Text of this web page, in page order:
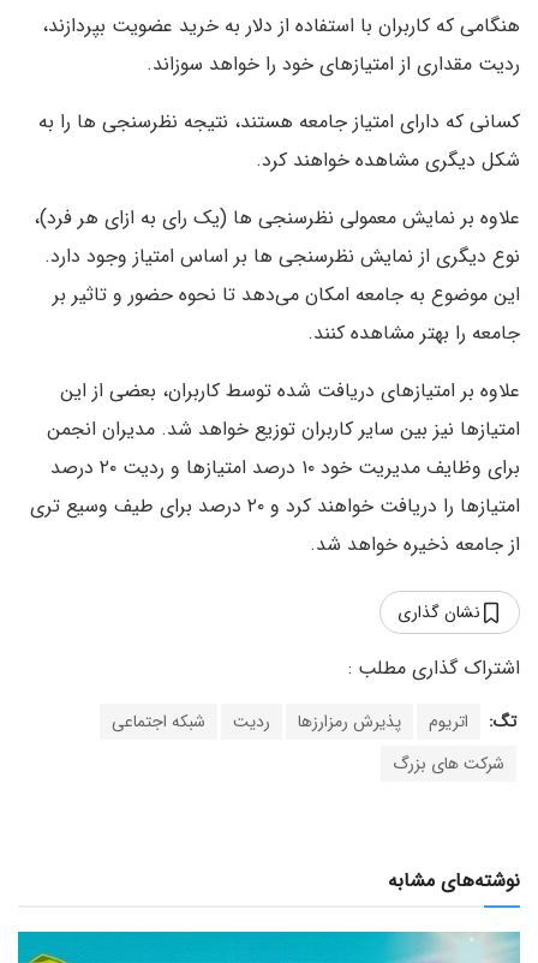
هنگامی که کاربران با استفاده از دلار به خرید عضویت بپردازند،
ردیت مقداری از امتیازهای خود را خواهد سوزاند.
کسانی که دارای امتیاز جامعه هستند، نتیجه نظرسنجی ها را به
شکل دیگری مشاهده خواهند کرد.
علاوه بر نمایش معمولی نظرسنجی ها (یک رای به ازای هر فرد)،
نوع دیگری از نمایش نظرسنجی ها بر اساس امتیاز وجود دارد.
این موضوع به جامعه امکان می‌دهد تا نحوه حضور و تاثیر بر
جامعه را بهتر مشاهده کنند.
علاوه بر امتیازهای دریافت شده توسط کاربران، بعضی از این
امتیازها نیز بین سایر کاربران توزیع خواهد شد. مدیران انجمن
برای وظایف مدیریت خود ۱۰ درصد امتیازها و ردیت ۲۰ درصد
امتیازها را دریافت خواهند کرد و ۲۰ درصد برای طیف وسیع تری
از جامعه ذخیره خواهد شد.
نشان گذاری
تگ: اتریوم پذیرش رمزارزها ردیت
شبکه اجتماعی
شرکت های بزرگ
نوشته‌های مشابه